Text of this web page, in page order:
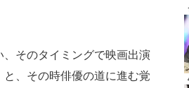
そのタイミングで映画出演
、その時俳優の道に進む覚